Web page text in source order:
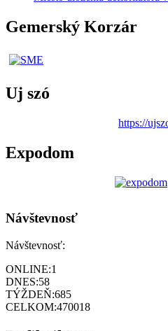
Gemerský Korzár
Uj szó
https://
Expodom
Návštevnosť
Návštevnosť:
ONLINE:1
DNES:58
TÝŽDEŇ:685
CELKOM:470018